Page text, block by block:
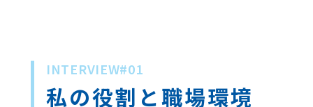
INTERVIEW#01
私の役割と職場環境